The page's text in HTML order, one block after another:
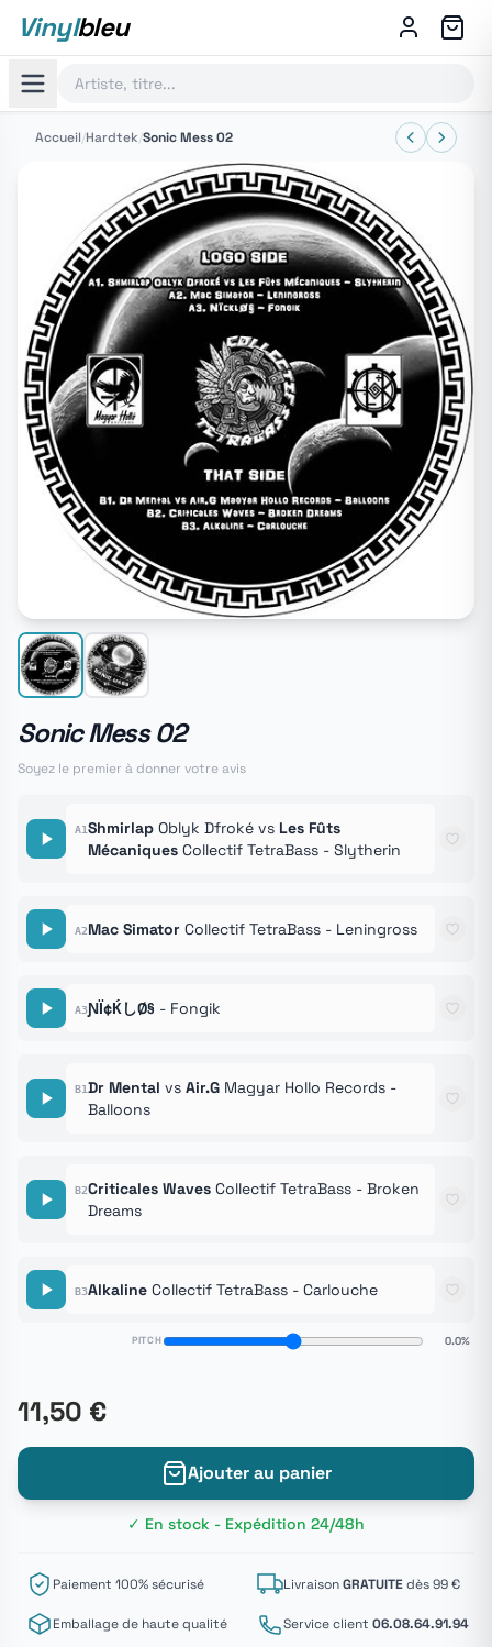
Vinylbleu
Accueil/Hardtek/Sonic Mess 02
Sonic Mess 02
Soyez le premier à donner votre avis
A1Shmirlap Oblyk Dfroké vs Les Fûts
Mécaniques Collectif TetraBass - Slytherin
A2Mac Simator Collectif TetraBass - Leningross
A3ƝΪ¢ЌしØ§ - Fongik
B1Dr Mental vs Air.G Magyar Hollo Records -
Balloons
B2Criticales Waves Collectif TetraBass - Broken
Dreams
B3Alkaline Collectif TetraBass - Carlouche
PITCH 0.0%
11,50 €
Ajouter au panier
✓ En stock - Expédition 24/48h
Paiement 100% sécurisé LivraisonGRATUITEdès 99 €
Emballage de haute qualité Service client 06.08.64.91.94